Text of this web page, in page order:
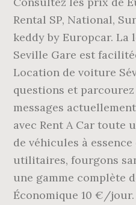
Rental SP, National,
keddy by Europcar.
Seville Gare est
Location de voiture
questions et
messages
avec Rent A Car toute
de véhicules à
utilitaires, fourgons
une gamme complète
Économique 10 €/